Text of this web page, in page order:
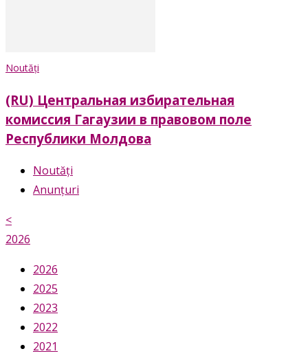
Noutăți
(RU) Центральная избирательная
комиссия Гагаузии в правовом поле
Республики Молдова
Noutăți
Anunțuri
<
2026
2026
2025
2023
2022
2021